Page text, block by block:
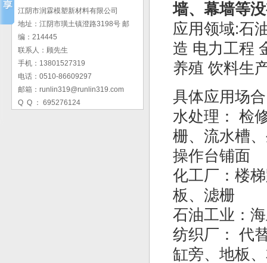
江阴市润霖模塑新材料有限公司
地址：江阴市璜土镇澄路3198号 邮
编：214445
联系人：顾先生
手机：13801527319
电话：0510-86609297
邮箱：runlin319@runlin319.com
Q Q ： 695276124
墙、幕墙等
应用领域:石
造 电力工程
养殖 饮料生
具体应用场
水处理： 检
栅、流水槽
操作台铺面
化工厂：楼
板、滤栅
石油工业：
纺织厂： 代
缸旁、地板